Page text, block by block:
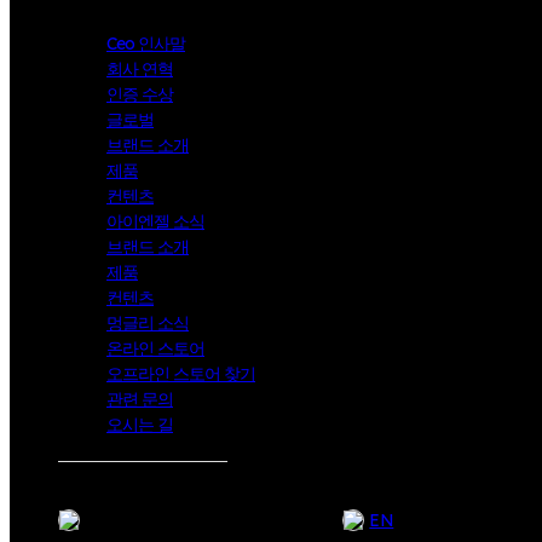
Ceo 인사말
회사 연혁
인증 수상
글로벌
브랜드 소개
제품
컨텐츠
아이엔젤 소식
브랜드 소개
제품
컨텐츠
멍글리 소식
온라인 스토어
오프라인 스토어 찾기
관련 문의
오시는 길
EN